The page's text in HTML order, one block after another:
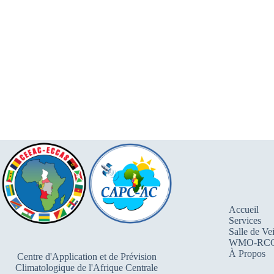
Centre d'Application et de Prévision
Climatologique de l'Afrique Centrale
Accueil
Services
Salle de
WMO-
À Propos